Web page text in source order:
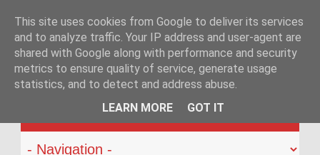
KATEHACKER
This site uses cookies from Google to deliver its services
and to analyze traffic. Your IP address and user-agent are
shared with Google along with performance and security
metrics to ensure quality of service, generate usage
statistics, and to detect and address abuse.
LEARN MORE
GOT IT